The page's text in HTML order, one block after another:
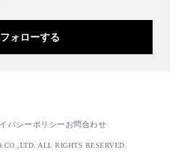
フォローする
バシーポリシー お問合わせ
ALL RIGHTS RESERVED.